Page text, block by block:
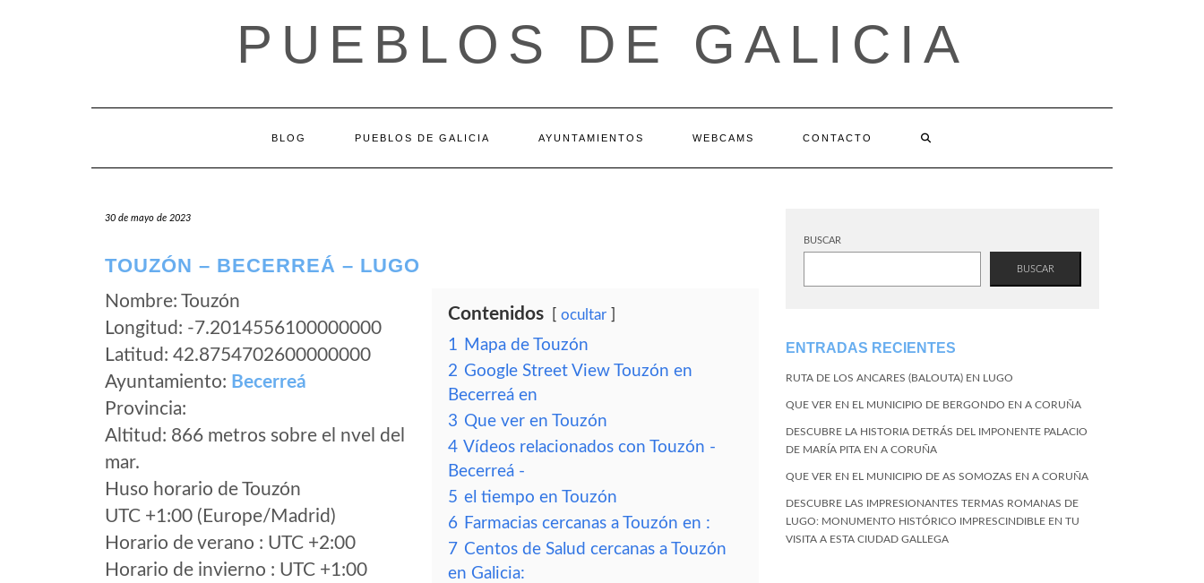
PUEBLOS DE GALICIA
BLOG PUEBLOS DE GALICIA AYUNTAMIENTOS WEBCAMS CONTACTO
30 de mayo de 2023
TOUZÓN – BECERREÁ – LUGO
Nombre: Touzón
Longitud: -7.2014556100000000
Latitud: 42.8754702600000000
Ayuntamiento: Becerreá
Provincia:
Altitud: 866 metros sobre el nvel del
mar.
Huso horario de Touzón
UTC +1:00 (Europe/Madrid)
Horario de verano : UTC +2:00
Horario de invierno : UTC +1:00
Contenidos ocultar
1 Mapa de Touzón
2 Google Street View Touzón en
Becerreá en
3 Que ver en Touzón
4 Vídeos relacionados con Touzón -
Becerreá -
5 el tiempo en Touzón
6 Farmacias cercanas a Touzón en :
7 Centos de Salud cercanas a Touzón
en Galicia:
BUSCAR
BUSCAR
ENTRADAS RECIENTES
RUTA DE LOS ANCARES (BALOUTA) EN LUGO
QUE VER EN EL MUNICIPIO DE BERGONDO EN A CORUÑA
DESCUBRE LA HISTORIA DETRÁS DEL IMPONENTE PALACIO
DE MARÍA PITA EN A CORUÑA
QUE VER EN EL MUNICIPIO DE AS SOMOZAS EN A CORUÑA
DESCUBRE LAS IMPRESIONANTES TERMAS ROMANAS DE
LUGO: MONUMENTO HISTÓRICO IMPRESCINDIBLE EN TU
VISITA A ESTA CIUDAD GALLEGA